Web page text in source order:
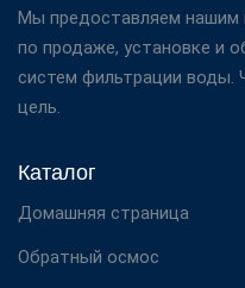
Мы предоставляем нашим
по продаже, установке и
систем фильтрации
цель.
Каталог
Домашняя страница
Обратный осмос